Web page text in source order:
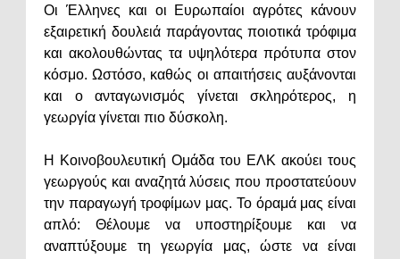
Οι Έλληνες και οι Ευρωπαίοι αγρότες κάνουν
εξαιρετική δουλειά παράγοντας ποιοτικά τρόφιμα
και ακολουθώντας τα υψηλότερα πρότυπα στον
κόσμο. Ωστόσο, καθώς οι απαιτήσεις αυξάνονται
και ο ανταγωνισμός γίνεται σκληρότερος, η
γεωργία γίνεται πιο δύσκολη.
Η Κοινοβουλευτική Ομάδα του ΕΛΚ ακούει τους
γεωργούς και αναζητά λύσεις που προστατεύουν
την παραγωγή τροφίμων μας. Το όραμά μας είναι
απλό: Θέλουμε να υποστηρίξουμε και να
αναπτύξουμε τη γεωργία μας, ώστε να είναι